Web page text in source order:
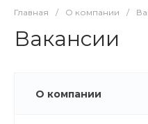
Главная / О компании /
Вакансии
О компании